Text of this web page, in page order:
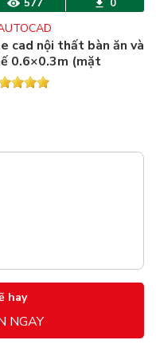
577 0
cad nội thất bàn ăn và
0.6×0.3m (mặt
đứng)
hay
NGAY